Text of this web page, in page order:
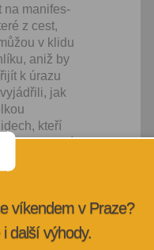
na man­i­fes­
z cest,
v klidu
aniž by
k úrazu
jak
kteří
a nenecha­jí
for­
všich­ni jste
dopisy a
se mohly co
víkendem v Praze?
další výhody.